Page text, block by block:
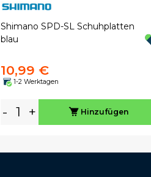
Shimano SPD-SL Schuhplatten
blau
10,99 €
1-2 Werktagen
- + Hinzufügen